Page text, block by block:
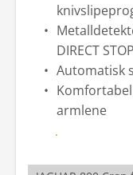
DIRECT STOP
Automatisk
armlene
Be om tilbud